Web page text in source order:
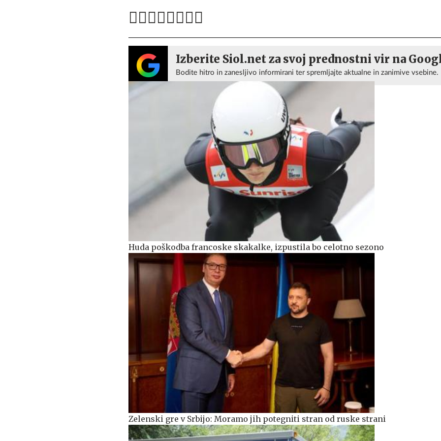
Izberite Siol.net za svoj prednostni vir na
Bodite hitro in zanesljivo informirani ter spremljajte aktualne in zanimive vsebine.
Huda poškodba francoske skakalke, izpustila bo celotno sezono
Zelenski gre v Srbijo: Moramo jih potegniti stran od ruske strani